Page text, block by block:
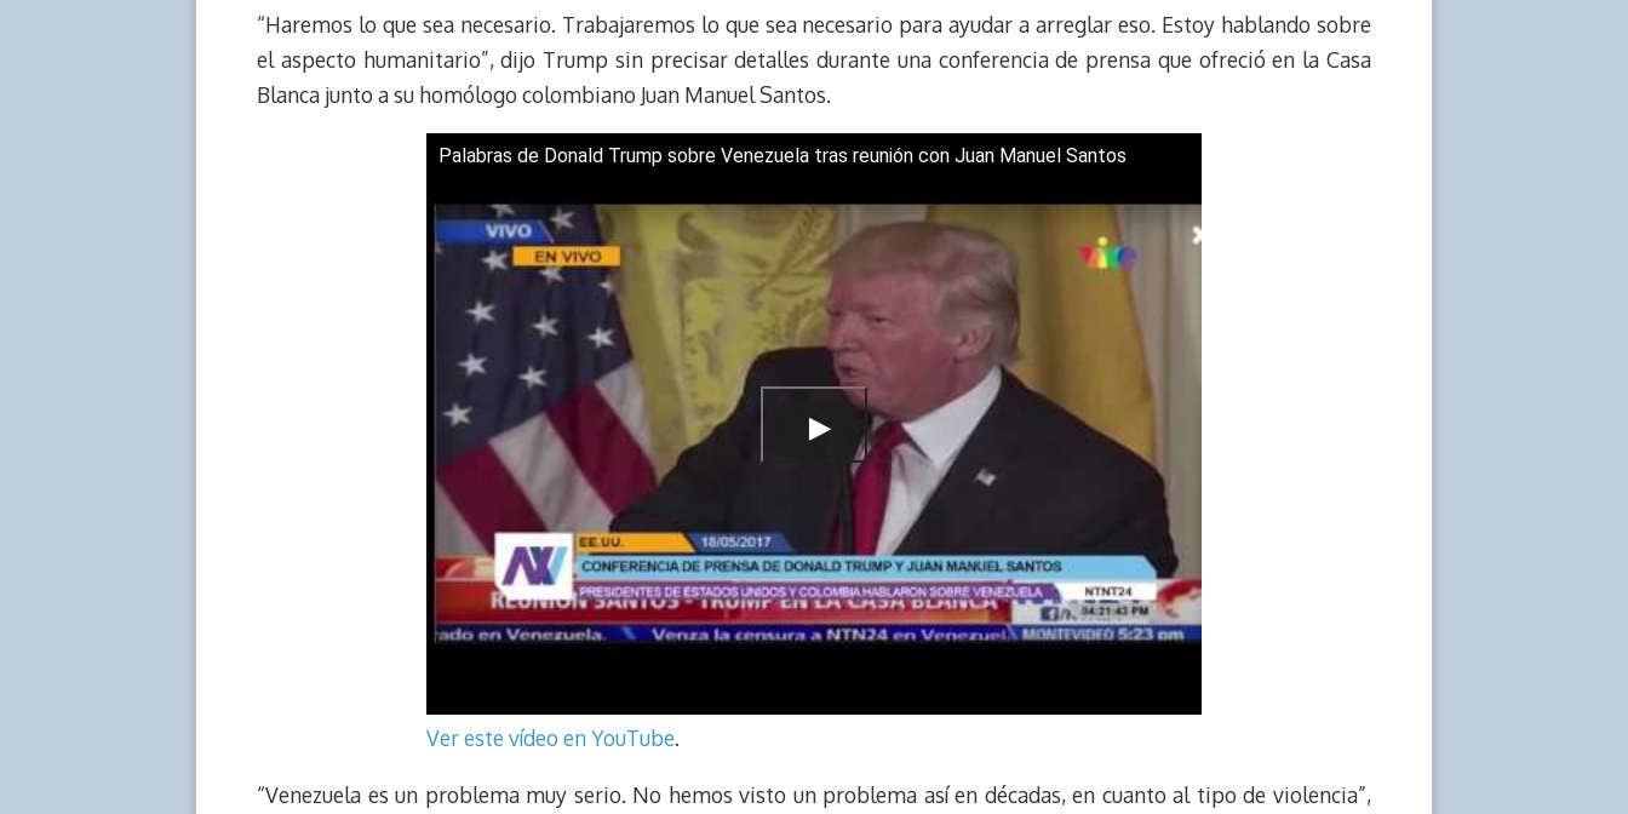
“Haremos lo que sea necesario. Trabajaremos lo que sea necesario para ayudar a arreglar eso. Estoy hablando sobre
el aspecto humanitario”, dijo Trump sin precisar detalles durante una conferencia de prensa que ofreció en la Casa
Blanca junto a su homólogo colombiano Juan Manuel Santos.
Palabras de Donald Trump sobre Venezuela tras reunión con Juan Manuel Santos
Ver este vídeo en YouTube.
“Venezuela es un problema muy serio. No hemos visto un problema así en décadas, en cuanto al tipo de violencia”,